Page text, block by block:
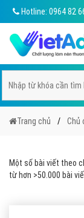
Hotline: 0964 82
Trang chủ Chủ
Một số bài viết theo
từ hơn >50.000 bài